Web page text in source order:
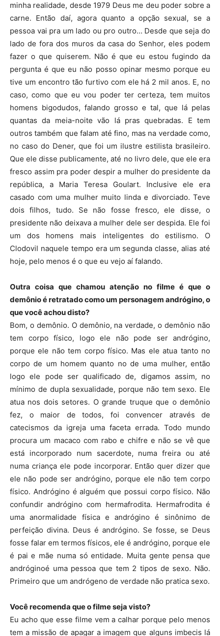
minha realidade, desde 1979 Deus me deu poder sobre a
carne. Então daí, agora quanto a opção sexual, se a
pessoa vai pra um lado ou pro outro… Desde que seja do
lado de fora dos muros da casa do Senhor, eles podem
fazer o que quiserem. Não é que eu estou fugindo da
pergunta é que eu não posso opinar mesmo porque eu
tive um encontro tão furtivo com ele há 2 mil anos. E, no
caso, como que eu vou poder ter certeza, tem muitos
homens bigodudos, falando grosso e tal, que lá pelas
quantas da meia-noite vão lá pras quebradas. E tem
outros também que falam até fino, mas na verdade como,
no caso do Dener, que foi um ilustre estilista brasileiro.
Que ele disse publicamente, até no livro dele, que ele era
fresco assim pra poder despir a mulher do presidente da
república, a Maria Teresa Goulart. Inclusive ele era
casado com uma mulher muito linda e divorciado. Teve
dois filhos, tudo. Se não fosse fresco, ele disse, o
presidente não deixava a mulher dele ser despida. Ele foi
um dos homens mais inteligentes do estilismo. O
Clodovil naquele tempo era um segunda classe, alias até
hoje, pelo menos é o que eu vejo aí falando.
Outra coisa que chamou atenção no filme é que o
demônio é retratado como um personagem andrógino, o
que você achou disto?
Bom, o demônio. O demônio, na verdade, o demônio não
tem corpo físico, logo ele não pode ser andrógino,
porque ele não tem corpo físico. Mas ele atua tanto no
corpo de um homem quanto no de uma mulher, então
logo ele pode ser qualificado de, digamos assim, no
mínimo de dupla sexualidade, porque não tem sexo. Ele
atua nos dois setores. O grande truque que o demônio
fez, o maior de todos, foi convencer através de
catecismos da igreja uma faceta errada. Todo mundo
procura um macaco com rabo e chifre e não se vê que
está incorporado num sacerdote, numa freira ou até
numa criança ele pode incorporar. Então quer dizer que
ele não pode ser andrógino, porque ele não tem corpo
físico. Andrógino é alguém que possui corpo físico. Não
confundir andrógino com hermafrodita. Hermafrodita é
uma anormalidade física e andrógino é sinônimo de
perfeição divina. Deus é andrógino. Se fosse, se Deus
fosse falar em termos físicos, ele é andrógino, porque ele
é pai e mãe numa só entidade. Muita gente pensa que
andróginoé uma pessoa que tem 2 tipos de sexo. Não.
Primeiro que um andrógeno de verdade não pratica sexo.
Você recomenda que o filme seja visto?
Eu acho que esse filme vem a calhar porque pelo menos
tem a missão de apagar a imagem que alguns imbecis lá